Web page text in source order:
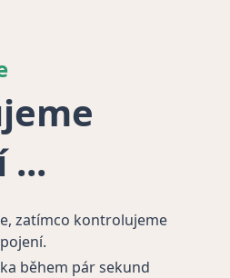
zatímco kontrolujeme
během pár sekund